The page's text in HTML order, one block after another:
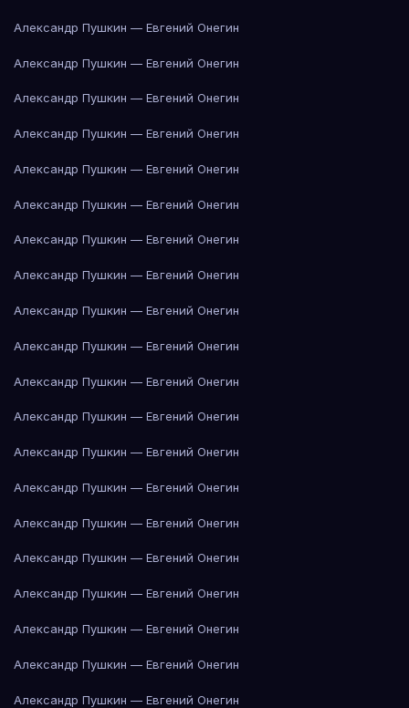
Александр Пушкин — Евгений Онегин
Александр Пушкин — Евгений Онегин
Александр Пушкин — Евгений Онегин
Александр Пушкин — Евгений Онегин
Александр Пушкин — Евгений Онегин
Александр Пушкин — Евгений Онегин
Александр Пушкин — Евгений Онегин
Александр Пушкин — Евгений Онегин
Александр Пушкин — Евгений Онегин
Александр Пушкин — Евгений Онегин
Александр Пушкин — Евгений Онегин
Александр Пушкин — Евгений Онегин
Александр Пушкин — Евгений Онегин
Александр Пушкин — Евгений Онегин
Александр Пушкин — Евгений Онегин
Александр Пушкин — Евгений Онегин
Александр Пушкин — Евгений Онегин
Александр Пушкин — Евгений Онегин
Александр Пушкин — Евгений Онегин
Александр Пушкин — Евгений Онегин